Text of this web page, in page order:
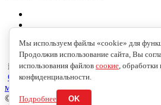
info@24weld.ru
СПб, Балтийская 2/14
м.Нарвская
© 2026 Copyright © 2009-2026 //
Мы используем файлы «cookie» для
Продолжив использование сайта, Вы
использования файлов соокие,
конфиденциальности.
Подробнее OK